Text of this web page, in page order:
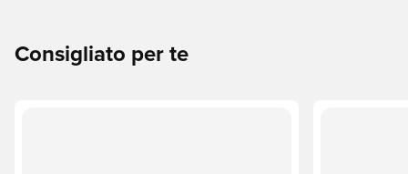
Consigliato per te